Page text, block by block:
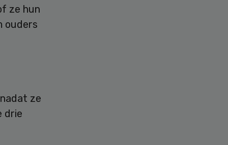
ze hun
ouders
ze
drie